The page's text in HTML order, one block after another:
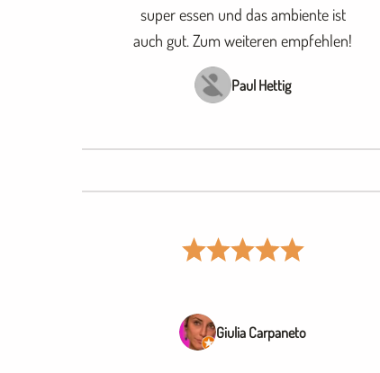
super essen und das ambiente ist
auch gut. Zum weiteren empfehlen!
Paul Hettig
Giulia Carpaneto